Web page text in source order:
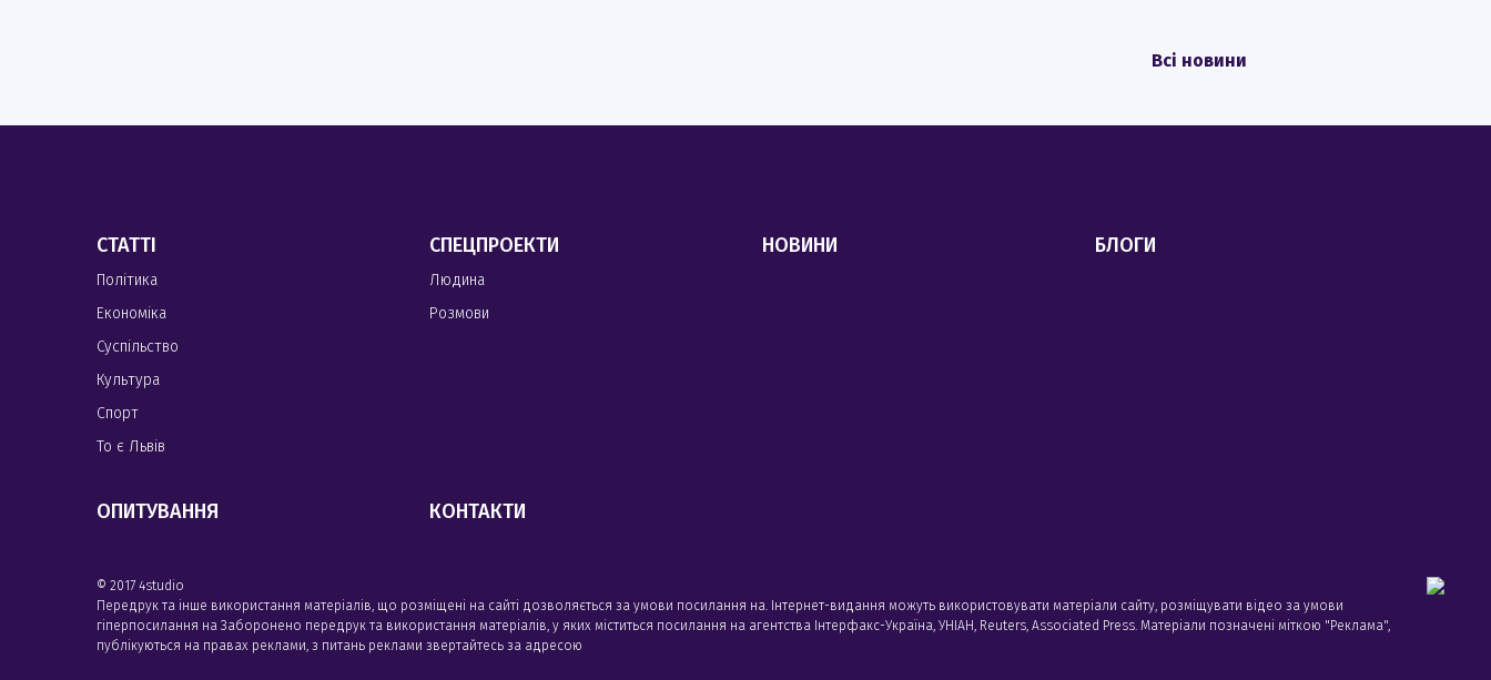
Всі новини
СТАТТІ
Політика
Економіка
Суспільство
Культура
Спорт
То є Львів
СПЕЦПРОЕКТИ
Людина
Розмови
НОВИНИ БЛОГИ
ОПИТУВАННЯ КОНТАКТИ
© 2017 4studio
Передрук та інше використання матеріалів, що розміщені на сайті дозволяється за умови посилання на. Інтернет-видання можуть використовувати матеріали сайту, розміщувати відео за умови
гіперпосилання на Заборонено передрук та використання матеріалів, у яких міститься посилання на агентства Iнтерфакс-Україна, УНIАН, Reuters, Associated Press. Матеріали позначені міткою "Реклама",
публікуються на правах реклами, з питань реклами звертайтесь за адресою